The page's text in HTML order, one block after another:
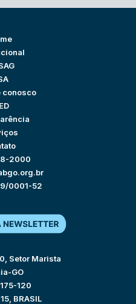
conosco
2000
0001-52
Setor Marista
GO
120
BRASIL